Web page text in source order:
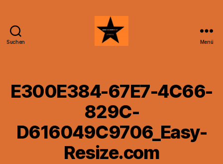
Suchen Menü
E300E384-67E7-4C66-
829C-
D616049C9706_Easy-
Resize.com